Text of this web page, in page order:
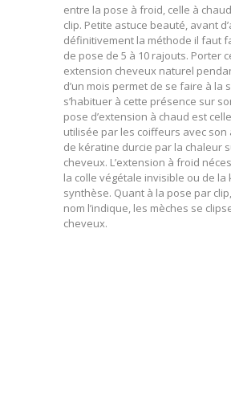
entre la pose à froid, celle à
clip. Petite astuce beauté, avant
définitivement la méthode il faut
de pose de 5 à 10 rajouts. Porter
extension cheveux naturel
d’un mois permet de se faire à la
s’habituer à cette présence sur
pose d’extension à chaud est
utilisée par les coiffeurs avec son
de kératine durcie par la chaleur
cheveux. L’extension à froid
la colle végétale invisible ou de la
synthèse. Quant à la pose par
nom l’indique, les mèches se
cheveux.